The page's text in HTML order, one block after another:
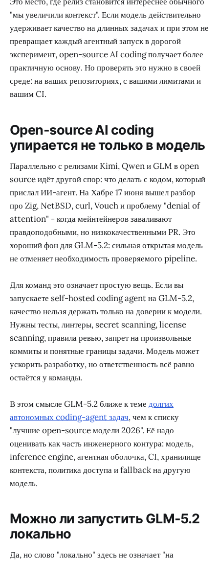
"мы увеличили контекст". Если модель действительно
удерживает качество на длинных задачах и при этом не
превращает каждый агентный запуск в дорогой
эксперимент, open-source AI coding получает более
практичную основу. Но проверять это нужно в своей
среде: на ваших репозиториях, с вашими лимитами и
вашим CI.
Open-source AI coding
упирается не только в модель
Параллельно с релизами Kimi, Qwen и GLM в open
source идёт другой спор: что делать с кодом, который
прислал ИИ-агент. На Хабре 17 июня вышел разбор
про Zig, NetBSD, curl, Vouch и проблему "denial of
attention" - когда мейнтейнеров заваливают
правдоподобными, но низкокачественными PR. Это
хороший фон для GLM-5.2: сильная открытая модель
не отменяет необходимость проверяемого pipeline.
Для команд это означает простую вещь. Если вы
запускаете self-hosted coding agent на GLM-5.2,
качество нельзя держать только на доверии к модели.
Нужны тесты, линтеры, secret scanning, license
scanning, правила ревью, запрет на произвольные
коммиты и понятные границы задачи. Модель может
ускорить разработку, но ответственность всё равно
остаётся у команды.
В этом смысле GLM-5.2 ближе к теме долгих
автономных coding-agent задач, чем к списку
"лучшие open-source модели 2026". Её надо
оценивать как часть инженерного контура: модель,
inference engine, агентная оболочка, CI, хранилище
контекста, политика доступа и fallback на другую
модель.
Можно ли запустить GLM-5.2
локально
Да, но слово "локально" здесь не означает "на